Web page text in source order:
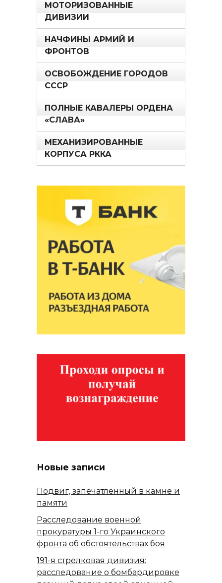
МОТОРИЗОВАННЫЕ
ДИВИЗИИ
НАЧФИНЫ АРМИЙ И
ФРОНТОВ
ОСВОБОЖДЕНИЕ ГОРОДОВ
СССР
ПОЛНЫЕ КАВАЛЕРЫ ОРДЕНА
«СЛАВА»
МЕХАНИЗИРОВАННЫЕ
КОРПУСА РККА
Новые записи
Подвиг, запечатлённый в камне и
памяти
Расследование военной
прокуратуры 1-го Украинского
фронта об обстоятельствах боя
191-я стрелковая дивизия:
расследование о бомбардировке